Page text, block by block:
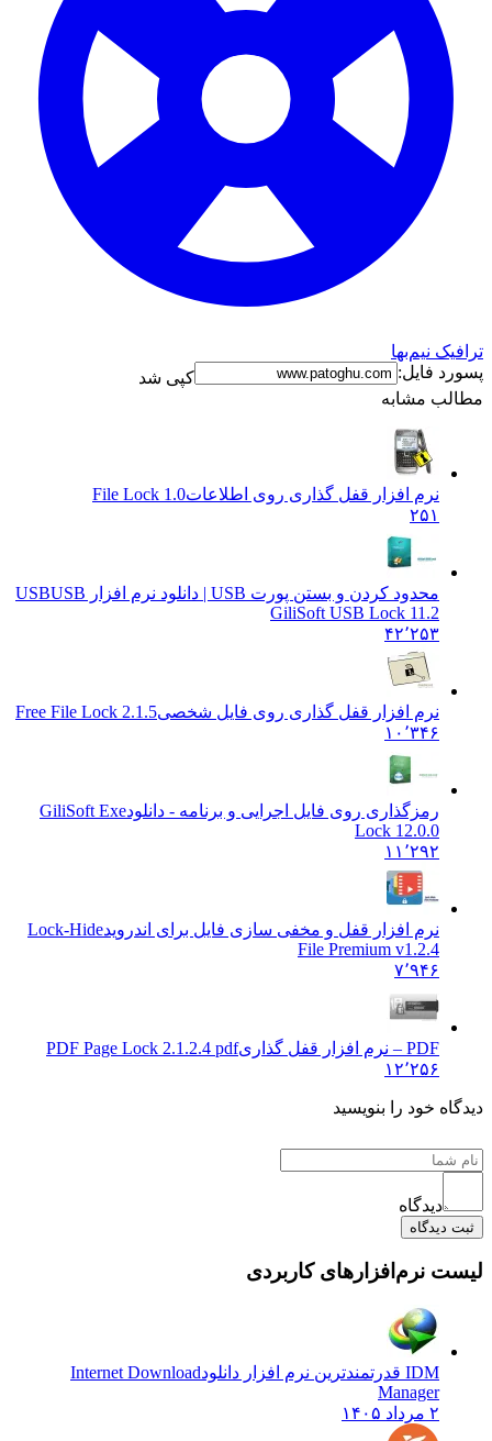
نیم‌بها
فایل:
کپی شد
مشابه
نرم افزار قفل گذاری روی اطلاعاتFile Lock 1.0
۲۵۱
محدود کردن و بستن پورت USB | دانلود نرم افزار USB
USB
GiliSoft USB Lock 11.2
۴۲٬۲۵۳
نرم افزار قفل گذاری روی فایل شخصیFree File Lock 2.1.5
۱۰٬۳۴۶
رمزگذاری روی فایل اجرایی و برنامه - دانلودGiliSoft Exe
Lock 12.0.0
۱۱٬۲۹۲
نرم افزار قفل و مخفی سازی فایل برای اندرویدLock-Hide
File Premium v1.2.4
۷٬۹۴۶
PDF – نرم افزار قفل گذاری
PDF Page Lock 2.1.2.4 pdf
۱۲٬۲۵۶
خود را بنویسید
دیدگاه
ثبت دیدگاه
نرم‌افزارهای کاربردی
IDM قدرتمندترین نرم افزار دانلود
Internet Download
Manager